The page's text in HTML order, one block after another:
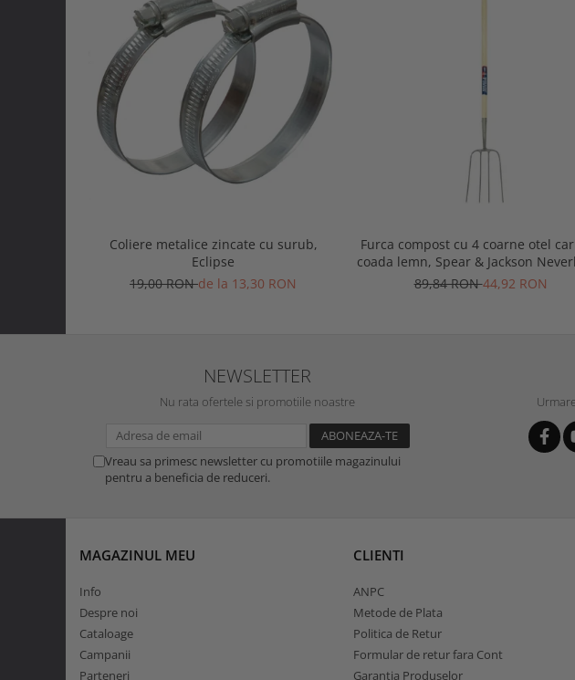
Coliere metalice zincate cu surub,
Eclipse
19,00 RONde la 13,30 RON
Furca compost cu 4 coarne otel
coada lemn, Spear & Jackson
Professional
89,84 RON44,92 RON
NEWSLETTER
Nu rata ofertele si promotiile noastre
Vreau sa primesc newsletter cu promotiile magazinului
pentru a beneficia de reduceri.
MAGAZINUL MEU
Info
Despre noi
Cataloage
Campanii
Parteneri
CLIENTI
ANPC
Metode de Plata
Politica de Retur
Formular de retur fara Cont
Garantia Produselor